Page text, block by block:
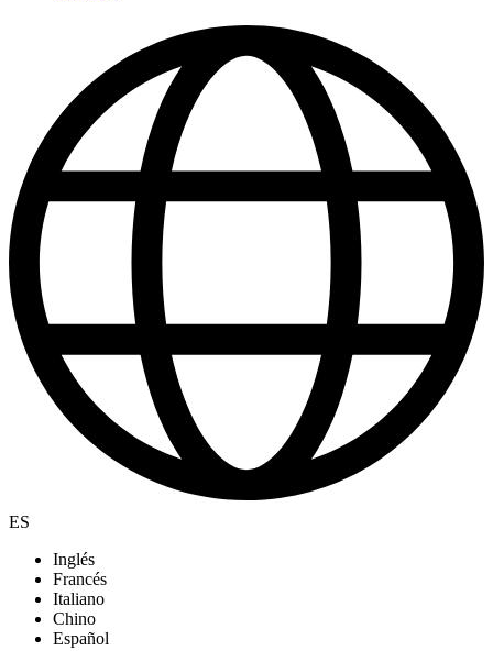
ES
Inglés
Francés
Italiano
Chino
Español